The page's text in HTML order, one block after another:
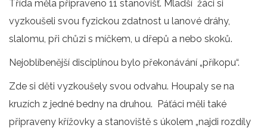
Třída měla připraveno 11 stanovišť. Mladší žáci si
vyzkoušeli svou fyzickou zdatnost u lanové dráhy,
slalomu, při chůzi s míčkem, u dřepů a nebo skoků.
Nejoblíbenější disciplínou bylo překonávání „příkopu“.
Zde si děti vyzkoušely svou odvahu. Houpaly se na
kruzích z jedné bedny na druhou. Páťáci měli také
připraveny křížovky a stanoviště s úkolem „najdi rozdíly